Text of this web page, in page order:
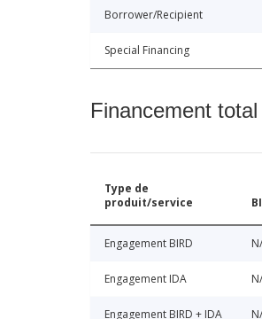
Borrower/Recipient
Special Financing
Financement
Type de
produit/service
Engagement BIRD
Engagement IDA
Engagement BIRD + IDA